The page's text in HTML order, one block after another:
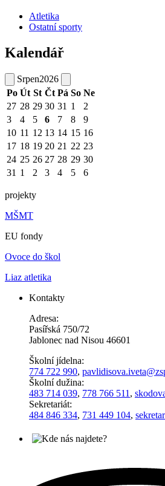
Atletika
Ostatní sporty
Kalendář
Srpen2026
Po Út St Čt Pá So Ne
27 28 29 30 31 1
2
3
4 5 6 7 8
9
10 11 12 13 14 15 16
17 18 19 20 21 22 23
24 25 26 27 28 29 30
31 1 2 3 4 5 6
projekty
MŠMT
EU fondy
Ovoce do škol
Liaz atletika
Kontakty
Adresa:
Pasířská 750/72
Jablonec nad Nisou 46601
Školní jídelna:
774 722 990, pavlidisova.iveta@
Školní dužina:
483 714 039, 778 766 511 ,
Sekretariát:
484 846 334, 731 449 104,